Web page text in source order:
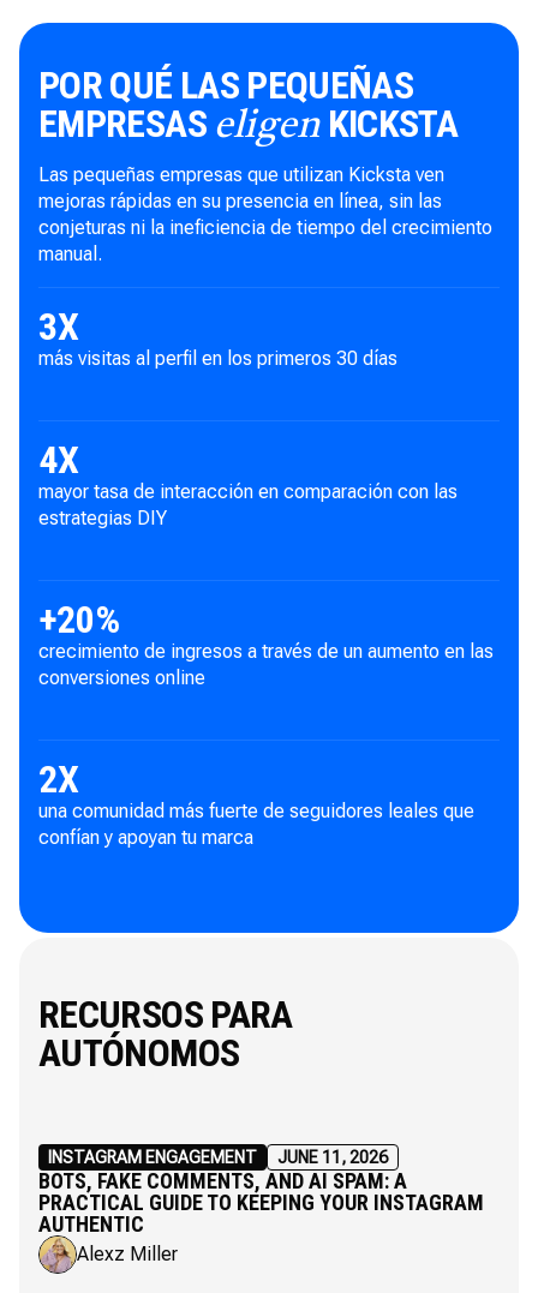
POR QUÉ LAS PEQUEÑAS
EMPRESAS eligenKICKSTA
Las pequeñas empresas que utilizan Kicksta ven
mejoras rápidas en su presencia en línea, sin las
conjeturas ni la ineficiencia de tiempo del crecimiento
manual.
3X
más visitas al perfil en los primeros 30 días
4X
mayor tasa de interacción en comparación con las
estrategias DIY
+20%
crecimiento de ingresos a través de un aumento en las
conversiones online
2X
una comunidad más fuerte de seguidores leales que
confían y apoyan tu marca
RECURSOS PARA
AUTÓNOMOS
INSTAGRAM ENGAGEMENT JUNE 11, 2026
BOTS, FAKE COMMENTS, AND AI SPAM: A
PRACTICAL GUIDE TO KEEPING YOUR INSTAGRAM
AUTHENTIC
Alexz Miller